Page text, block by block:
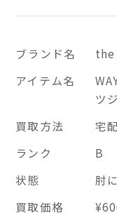
ブランド名
the
アイテム名
ツ
買取方法
宅
ランク
B
状態
肘
買取価格